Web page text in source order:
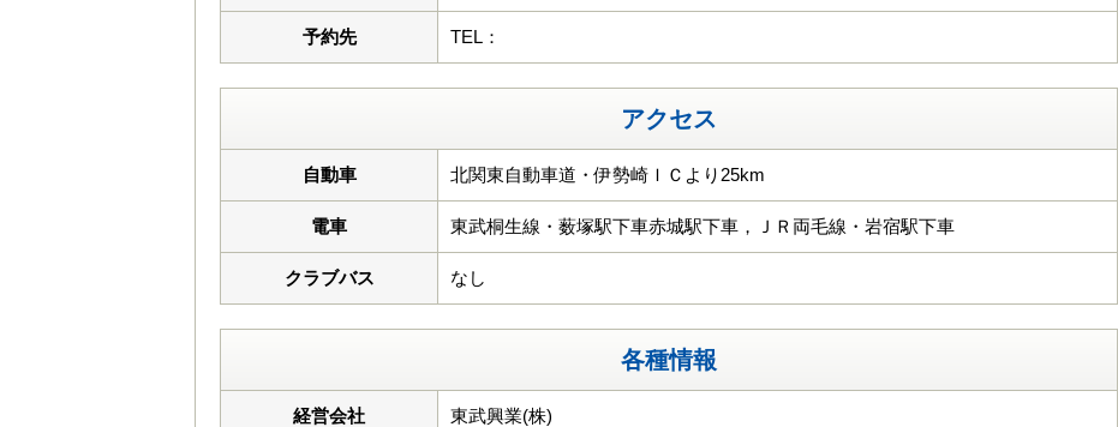
予約先 TEL：
アクセス
自動車 北関東自動車道・伊勢崎ＩＣより25km
電車 東武桐生線・薮塚駅下車赤城駅下車，ＪＲ両毛線・岩宿駅下車
クラブバス なし
各種情報
経営会社 東武興業(株)